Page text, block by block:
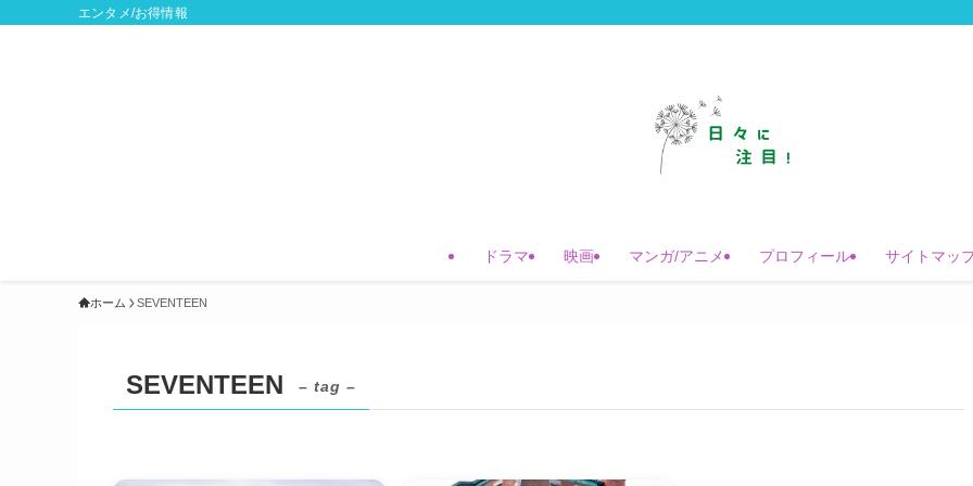
エンタメ/お得情報
ドラマ 映画 マンガ/アニメ プロフィール サイトマッ
ホーム SEVENTEEN
SEVENTEEN – tag –